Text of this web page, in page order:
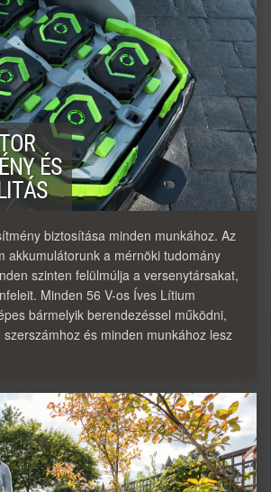
ÉS
biztosítása minden munkához. Az
akkumulátorunk a mérnöki tudomány
szinten felülmúlja a versenytársakat,
Minden 56 V-os Íves Lítium
bármelyik berendezéssel működni,
és minden munkához lesz